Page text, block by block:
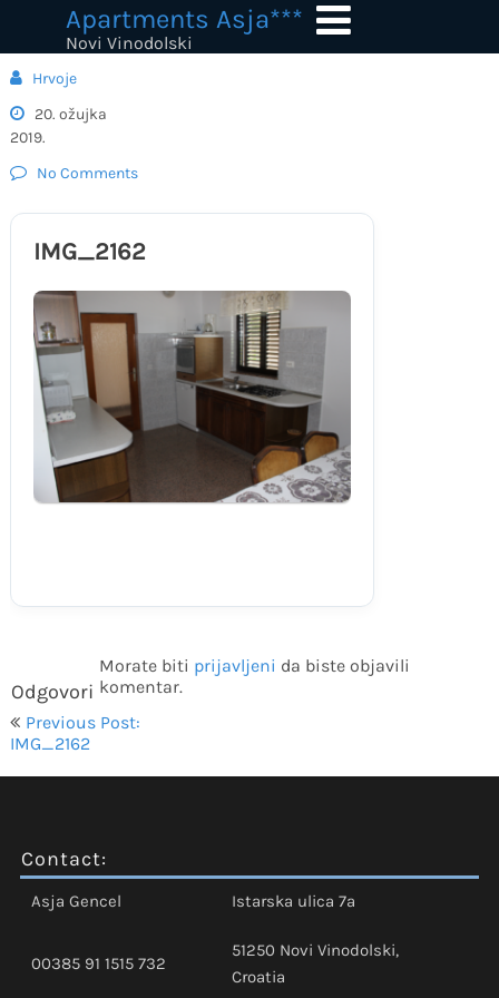
content
Apartments Asja***
Novi Vinodolski
Hrvoje
20. ožujka
2019.
No Comments
IMG_2162
Odgovori
Morate biti prijavljeni da biste objavili
komentar.
Navigacija
objava
Previous Post:
IMG_2162
Contact:
Asja Gencel Istarska ulica 7a
00385 91 1515 732
51250 Novi Vinodolski,
Croatia